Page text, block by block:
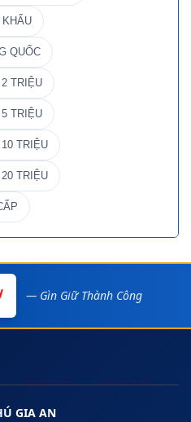
QUỐC
TRIỆU
TRIỆU
TRIỆU
TRIỆU
— Gìn Giữ Thành Công
GIA AN